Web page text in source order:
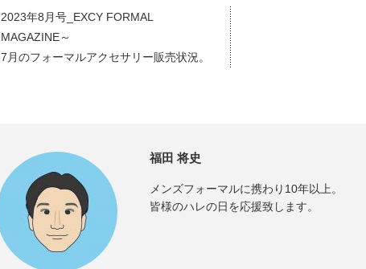
2023年8月号_EXCY FORMAL
MAGAZINE～
7月のフォーマルアクセサリー販売状況。
福田 将史
メンズフォーマルに携わり10年以上。
皆様のハレの日を応援致します。